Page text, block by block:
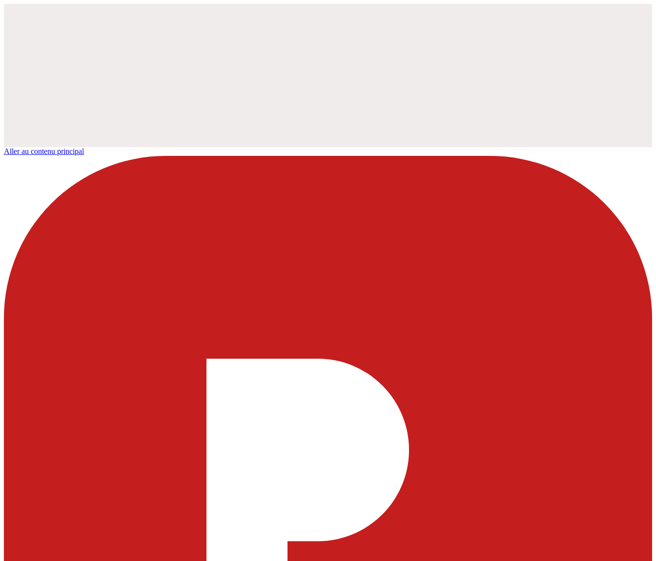
Aller au contenu principal